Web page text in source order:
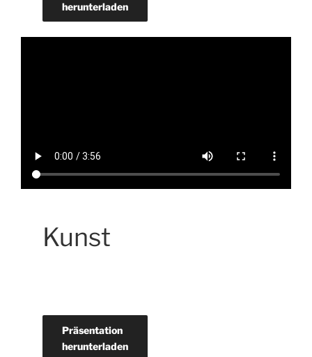
herunterladen
Kunst
Präsentation
herunterladen